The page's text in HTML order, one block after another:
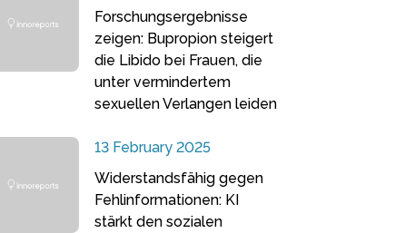
Forschungsergebnisse
zeigen: Bupropion steigert
die Libido bei Frauen, die
unter vermindertem
sexuellen Verlangen leiden
13 February 2025
Widerstandsfähig gegen
Fehlinformationen: KI
stärkt den sozialen